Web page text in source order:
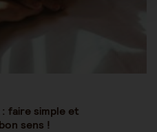
: faire simple et
sens !